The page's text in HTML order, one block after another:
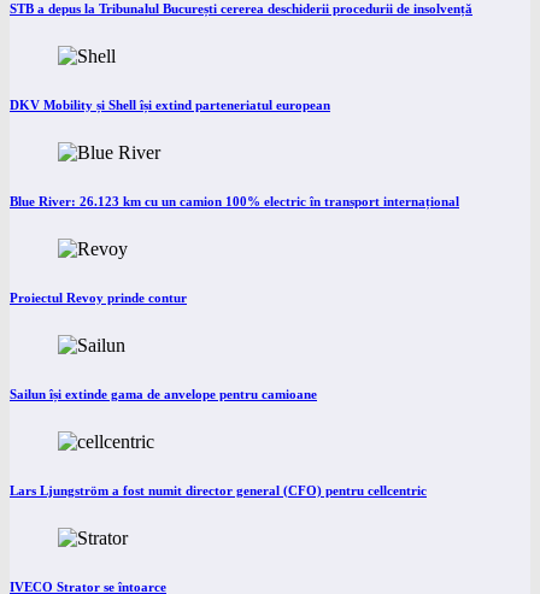
STB a depus la Tribunalul București cererea deschiderii procedurii de insolvență
DKV Mobility și Shell își extind parteneriatul european
Blue River: 26.123 km cu un camion 100% electric în transport internațional
Proiectul Revoy prinde contur
Sailun își extinde gama de anvelope pentru camioane
Lars Ljungström a fost numit director general (CFO) pentru cellcentric
IVECO Strator se întoarce